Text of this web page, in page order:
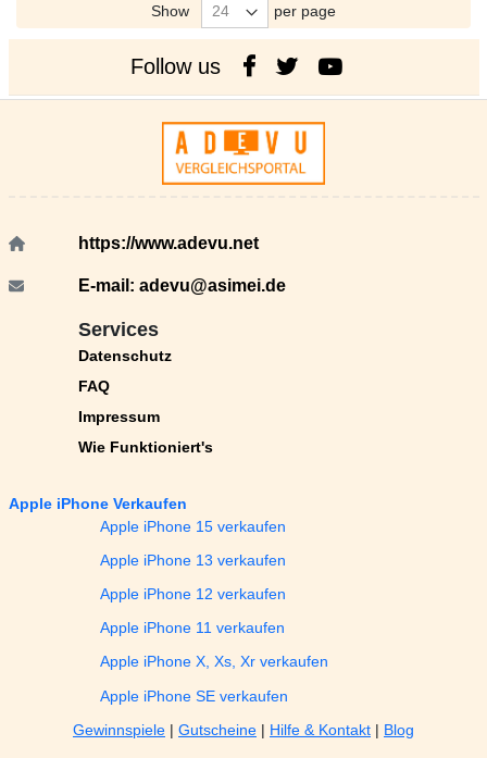
Show per page
Follow us
https://www.adevu.net
E-mail:adevu@asimei.de
Services
Datenschutz
FAQ
Impressum
Wie Funktioniert's
Apple iPhone Verkaufen
Apple iPhone 15 verkaufen
Apple iPhone 13 verkaufen
Apple iPhone 12 verkaufen
Apple iPhone 11 verkaufen
Apple iPhone X, Xs, Xr verkaufen
Apple iPhone SE verkaufen
Gewinnspiele | Gutscheine | Hilfe & Kontakt | Blog